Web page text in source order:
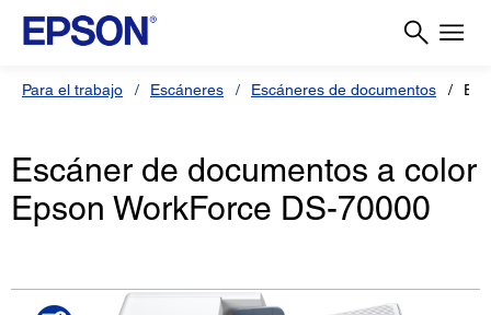
Para el trabajo Escáneres Escáneres de documentos
Escáner de documentos a color
Epson WorkForce DS-70000